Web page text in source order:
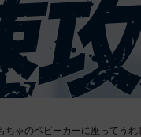
ちゃのベビーカーに座ってう